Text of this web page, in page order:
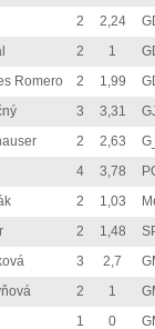
2 2,24
2 1
Romero 2 1,99
3 3,31
2 2,63
4 3,78
2 1,03
2 1,48
3 2,7
2 1
1 0